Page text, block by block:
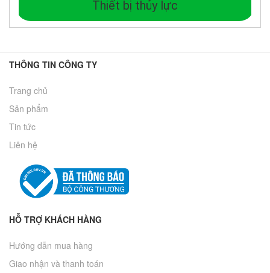
Thiết bị thủy lực
THÔNG TIN CÔNG TY
Trang chủ
Sản phẩm
Tin tức
Liên hệ
HỖ TRỢ KHÁCH HÀNG
Hướng dẫn mua hàng
Giao nhận và thanh toán